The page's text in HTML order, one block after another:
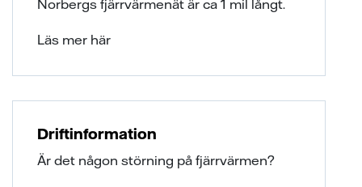
Norbergs fjärrvärmenät är ca 1 mil långt.
Läs mer här
Driftinformation
Är det någon störning på fjärrvärmen?